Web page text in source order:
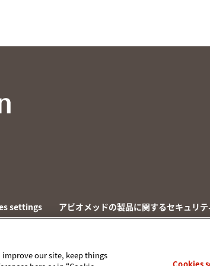
settings アビオメッドの製品に関するセキュリテ
improve our site, keep things
Cookies